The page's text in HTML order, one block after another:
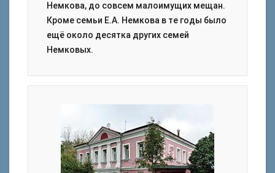
Немкова, до совсем малоимущих мещан.
Кроме семьи Е.А. Немкова в те годы было
ещё около десятка других семей
Немковых.